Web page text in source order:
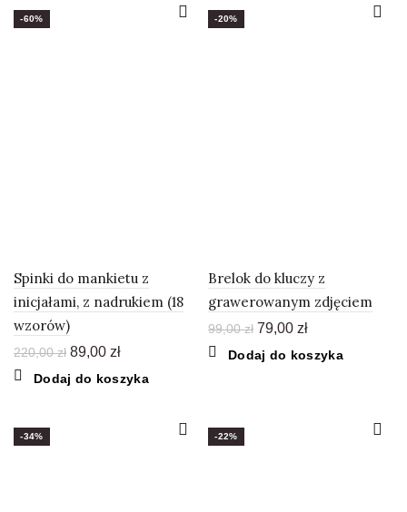
-60%
Spinki do mankietu z
inicjałami, z nadrukiem (18
wzorów)
220,00zł Pierwotna
wynosiła:
89,00 złAktualna
wynosi:
Dodaj do koszyka
-20%
Brelok do kluczy z
grawerowanym zdjęciem
99,00zł Pierwotna
wynosiła:
79,00 złAktualna
wynosi:
Dodaj do koszyka
-34% -22%